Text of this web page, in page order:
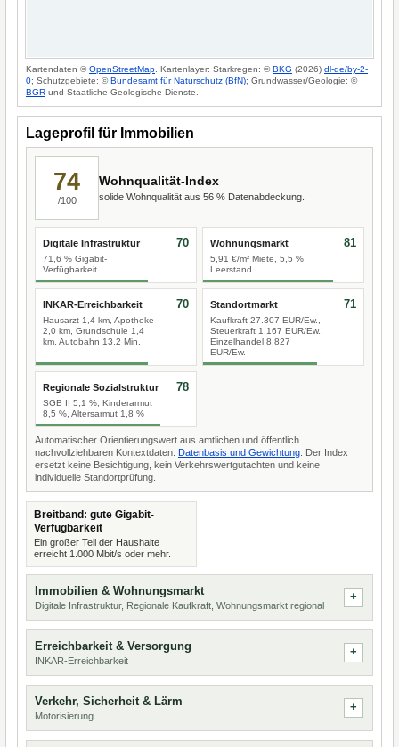
Kartendaten ©OpenStreetMap . Kartenlayer: Starkregen: ©BKG (2026) dl-de/by-2-
0; Schutzgebiete: ©Bundesamt für Naturschutz (BfN); Grundwasser/Geologie: ©
BGR und Staatliche Geologische Dienste.
Lageprofil für Immobilien
74
/100
Wohnqualität-Index
solide Wohnqualität aus 56 % Datenabdeckung.
Digitale Infrastruktur
71,6 % Gigabit-
Verfügbarkeit
70 Wohnungsmarkt
5,91 €/m² Miete, 5,5 %
Leerstand
81
INKAR-Erreichbarkeit
Hausarzt 1,4 km, Apotheke
2,0 km, Grundschule 1,4
km, Autobahn 13,2 Min.
70 Standortmarkt
Kaufkraft 27.307 EUR/Ew.,
Steuerkraft 1.167 EUR/Ew.,
Einzelhandel 8.827
EUR/Ew.
71
Regionale Sozialstruktur
SGB II 5,1 %, Kinderarmut
8,5 %, Altersarmut 1,8 %
78
Automatischer Orientierungswert aus amtlichen und öffentlich
nachvollziehbaren Kontextdaten. Datenbasis und Gewichtung . Der Index
ersetzt keine Besichtigung, kein Verkehrswertgutachten und keine
individuelle Standortprüfung.
Breitband: gute Gigabit-
Verfügbarkeit
Ein großer Teil der Haushalte
erreicht 1.000 Mbit/s oder mehr.
Immobilien & Wohnungsmarkt
Digitale Infrastruktur, Regionale Kaufkraft, Wohnungsmarkt regional
Erreichbarkeit & Versorgung
INKAR-Erreichbarkeit
Verkehr, Sicherheit & Lärm
Motorisierung